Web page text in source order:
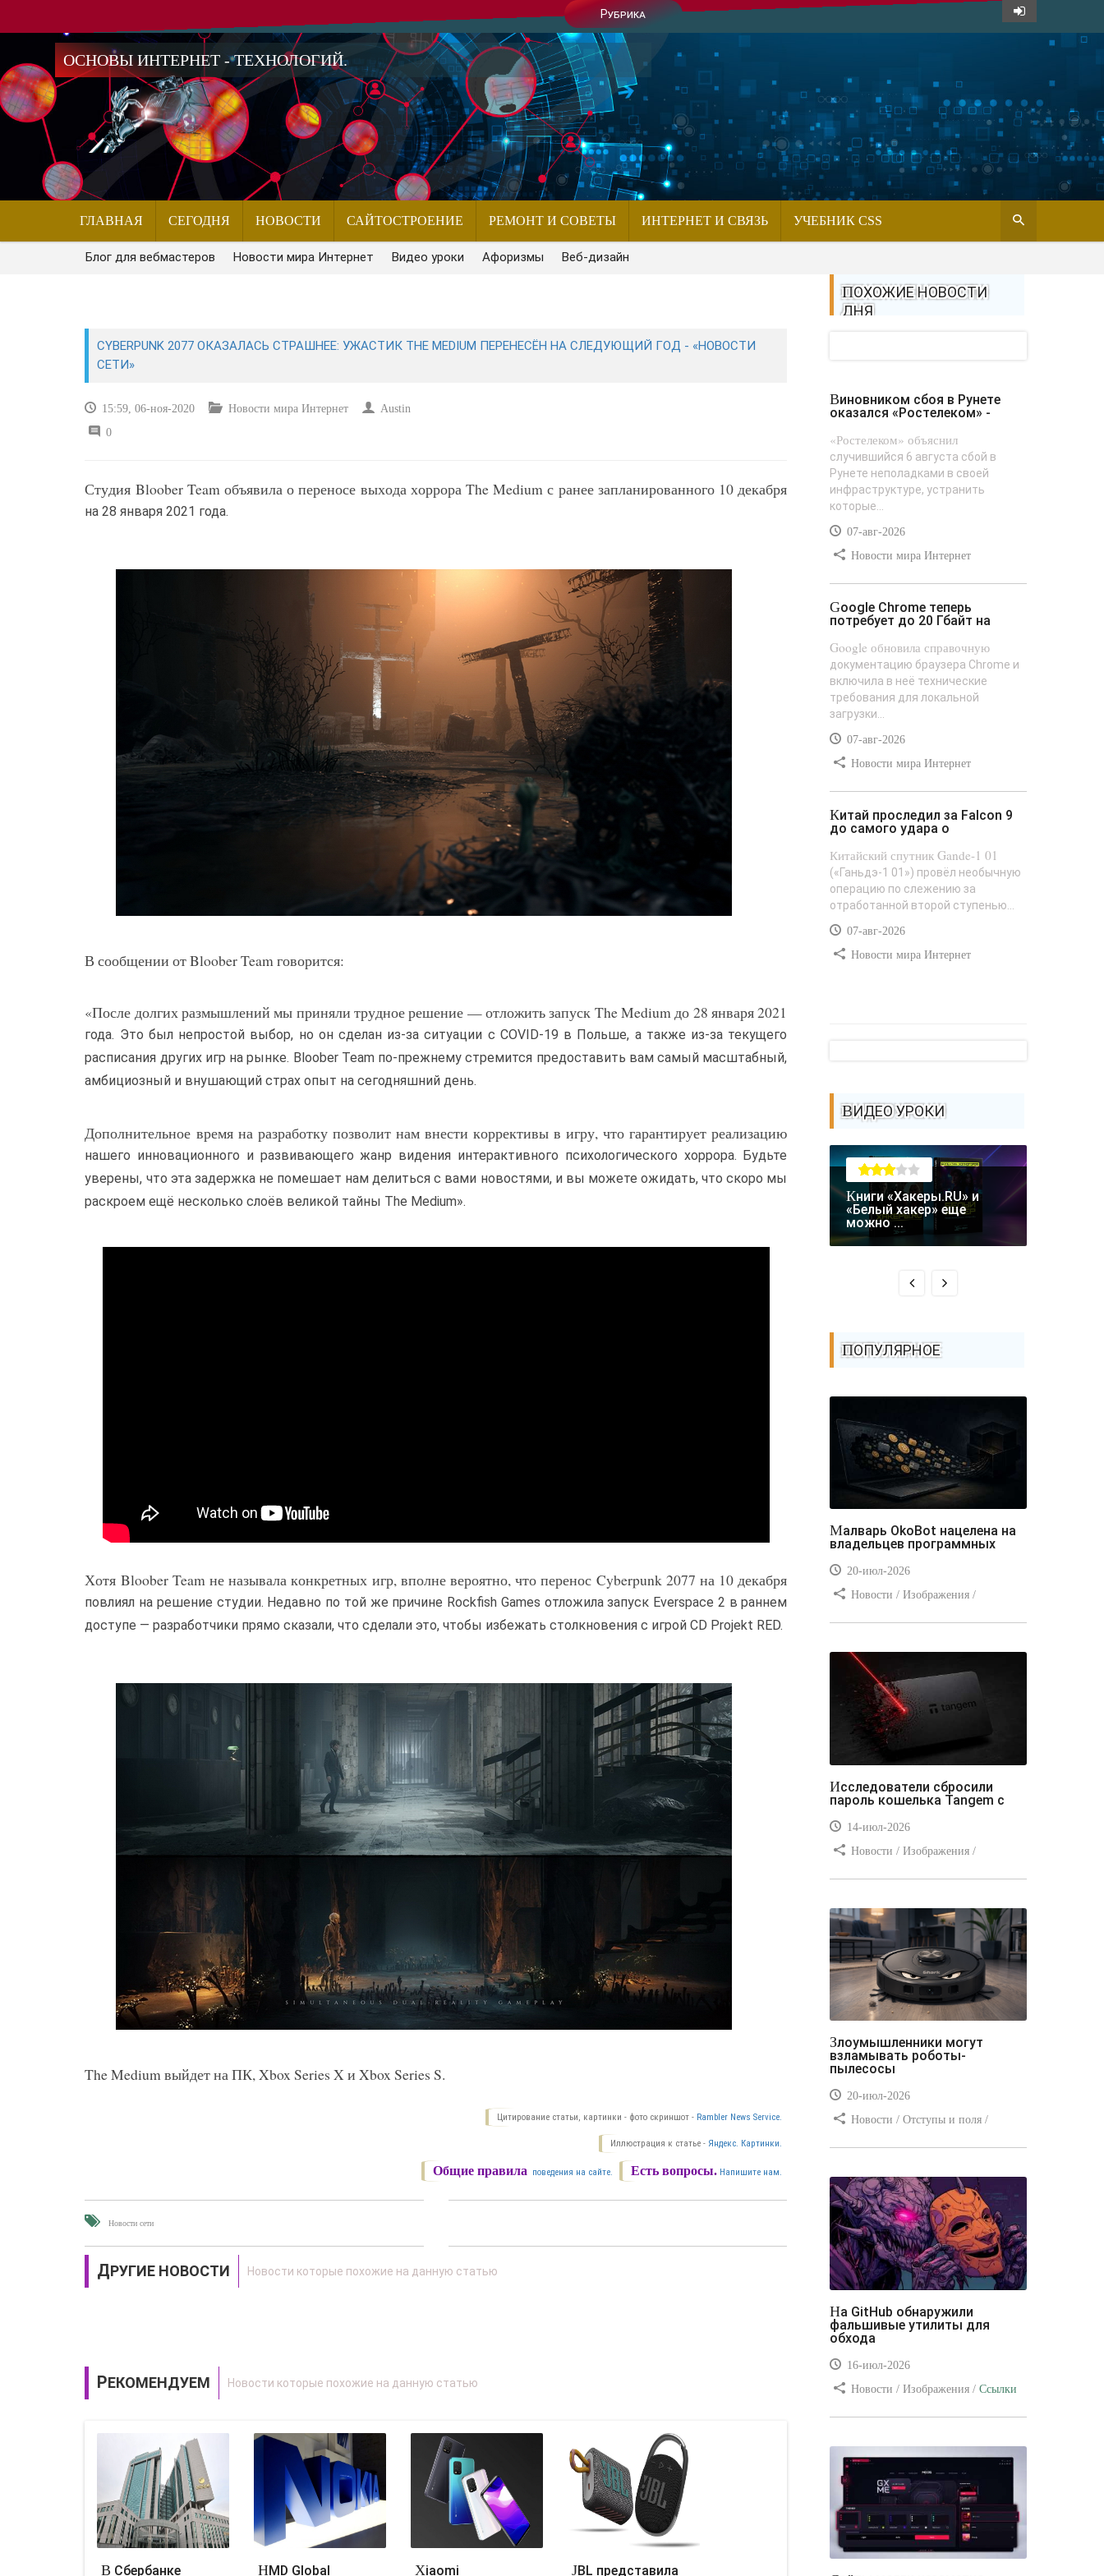
Рубрика
ОСНОВЫ ИНТЕРНЕТ - ТЕХНОЛОГИЙ.
ГЛАВНАЯ СЕГОДНЯ НОВОСТИ САЙТОСТРОЕНИЕ РЕМОНТ И СОВЕТЫ ИНТЕРНЕТ И СВЯЗЬ УЧЕБНИК CSS
Блог для вебмастеров Новости мира Интернет Видео уроки Афоризмы Веб-дизайн
CYBERPUNK 2077 ОКАЗАЛАСЬ СТРАШНЕЕ: УЖАСТИК THE MEDIUM ПЕРЕНЕСЁН НА СЛЕДУЮЩИЙ ГОД - «НОВОСТИ
СЕТИ»
15:59, 06-ноя-2020 Новости мира Интернет
Austin
0
Студия Bloober Team объявила о переносе выхода хоррора The Medium с ранее запланированного 10 декабря
на 28 января 2021 года.
В сообщении от Bloober Team говорится:
«После долгих размышлений мы приняли трудное решение — отложить запуск The Medium до 28 января 2021
года. Это был непростой выбор, но он сделан из-за ситуации с COVID-19 в Польше, а также из-за текущего
расписания других игр на рынке. Bloober Team по-прежнему стремится предоставить вам самый масштабный,
амбициозный и внушающий страх опыт на сегодняшний день.
Дополнительное время на разработку позволит нам внести коррективы в игру, что гарантирует реализацию
нашего инновационного и развивающего жанр видения интерактивного психологического хоррора. Будьте
уверены, что эта задержка не помешает нам делиться с вами новостями, и вы можете ожидать, что скоро мы
раскроем ещё несколько слоёв великой тайны The Medium».
Хотя Bloober Team не называла конкретных игр, вполне вероятно, что перенос Cyberpunk 2077 на 10 декабря
повлиял на решение студии. Недавно по той же причине Rockfish Games отложила запуск Everspace 2 в раннем
доступе — разработчики прямо сказали, что сделали это, чтобы избежать столкновения с игрой CD Projekt RED.
The Medium выйдет на ПК, Xbox Series X и Xbox Series S.
Цитирование статьи, картинки - фото скриншот - Rambler News Service.
Иллюстрация к статье - Яндекс. Картинки.
Есть вопросы. Напишите нам.
Общие правила поведения на сайте.
Новости сети
ДРУГИЕ НОВОСТИ
РЕКОМЕНДУЕМ
В Сбербанке HMD Global Xiaomi JBL представила
ПОХОЖИЕ НОВОСТИ
ДНЯ
Виновником сбоя в Рунете
оказался «Ростелеком» -
«Ростелеком» объяснил
случившийся 6 августа сбой в
Рунете неполадками в своей
инфраструктуре, устранить
которые...
07-авг-2026
Новости мира Интернет
Google Chrome теперь
потребует до 20 Гбайт на
Google обновила справочную
документацию браузера Chrome и
включила в неё технические
требования для локальной
загрузки...
07-авг-2026
Новости мира Интернет
Китай проследил за Falcon 9
до самого удара о
Китайский спутник Gande-1 01
(«Ганьдэ-1 01») провёл необычную
операцию по слежению за
отработанной второй ступенью...
07-авг-2026
Новости мира Интернет
ВИДЕО УРОКИ
Книги «Хакеры.RU» и
«Белый хакер» еще
можно ...
ПОПУЛЯРНОЕ
Малварь OkoBot нацелена на
владельцев программных
20-июл-2026
Новости / Изображения /
Самоучитель CSS / Линии и рамки /
Видео уроки / Заработок
Исследователи сбросили
пароль кошелька Tangem с
14-июл-2026
Новости / Изображения /
/ Вёрстка / Видео уроки
Злоумышленники могут
взламывать роботы-
пылесосы
20-июл-2026
Новости / Отступы и поля /
/ Текст / Цвет / Видео уроки
На GitHub обнаружили
фальшивые утилиты для
обхода
16-июл-2026
Новости / Изображения / Ссылки